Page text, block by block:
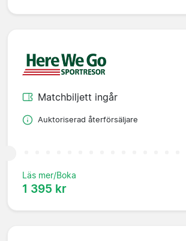
Matchbiljett ingår
Auktoriserad återförsäljare
Läs mer/Boka
1 395 kr